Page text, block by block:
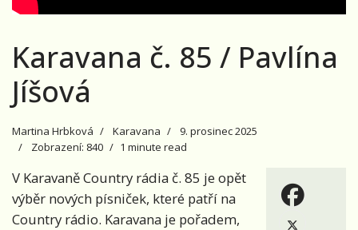
Karavana č. 85 / Pavlína
Jíšová
Martina Hrbková Karavana
9. prosinec 2025
Zobrazení: 840
1 minute read
V Karavaně Country rádia č. 85 je opět
výběr nových písniček, které patří na
Country rádio. Karavana je pořadem,